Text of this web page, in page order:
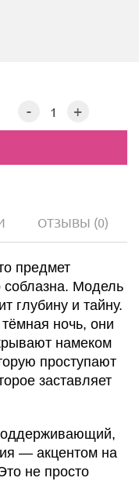
- +
ОТЗЫВЫ (0)
предмет
соблазна. Модель
глубину и тайну.
ночь, они
намеком
проступают
заставляет
— акцентом на
не просто